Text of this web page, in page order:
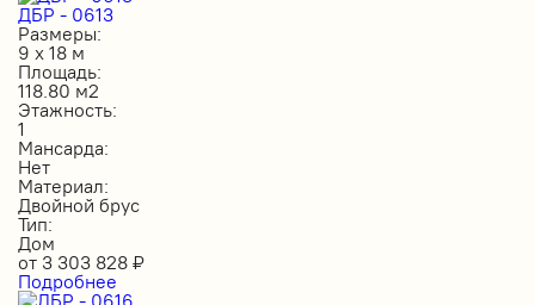
ДБР - 0613
Размеры:
9 х 18 м
Площадь:
118.80 м2
Этажность:
1
Мансарда:
Нет
Материал:
Двойной брус
Тип:
Дом
от 3 303 828 ₽
Подробнее